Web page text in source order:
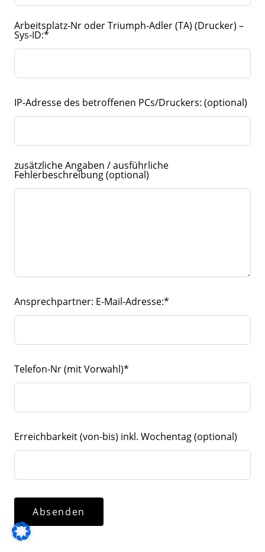
e
d
e
Arbeitsplatz-Nr oder Triumph-Adler (TA) (Drucker) –
Sys-ID:*
IP-Adresse des betroffenen PCs/Druckers: (optional)
zusätzliche Angaben / ausführliche
Fehlerbeschreibung(optional)
Ansprechpartner: E-Mail-Adresse:*
Telefon-Nr (mit Vorwahl)*
Erreichbarkeit (von-bis) inkl. Wochentag(optional)
Absenden